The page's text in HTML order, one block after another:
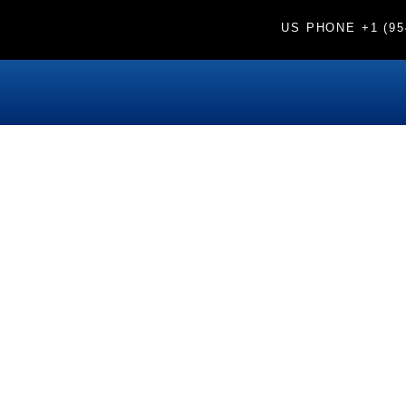
US PHONE +1